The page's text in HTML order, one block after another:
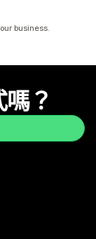
business.
？